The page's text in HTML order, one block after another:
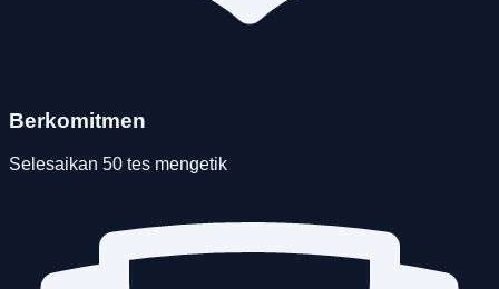
Berkomitmen
Selesaikan 50 tes mengetik